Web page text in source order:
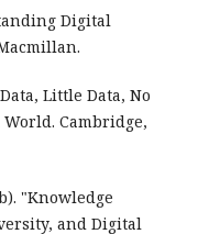
Digital
Little Data, No
Cambridge,
"Knowledge
and Digital